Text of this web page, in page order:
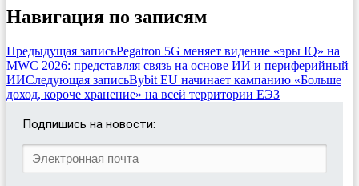
Навигация по записям
Предыдущая записьPegatron 5G меняет видение «эры IQ» на
MWC 2026: представляя связь на основе ИИ и периферийный
ИИСледующая записьBybit EU начинает кампанию «Больше
доход, короче хранение» на всей территории ЕЭЗ
Подпишись на новости: